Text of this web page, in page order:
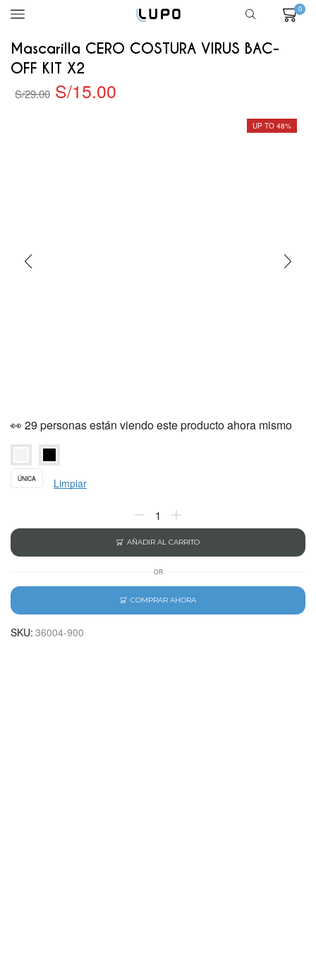
0
Mascarilla CERO COSTURA VIRUS BAC-
OFF KIT X2
S/29.00 S/15.00
UP TO 48%
👀 29 personas están viendo este producto ahora mismo
ÚNICA Limpiar
AÑADIR AL CARRITO
OR
COMPRAR AHORA
SKU: 36004-900